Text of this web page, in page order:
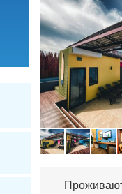
о.Пхукет. Пляж
о.Пхукет. Пляж
о.Пхукет. Пляж
о.Пхукет. Пляж
о.Пхукет. Пляж
о.Пхукет. Пляж
о.Пхукет. Пляж
о.Пхукет. Пляж
о.Пхукет. Пляж
о.Пхукет. Пляж
о.Пхукет. Пляж
о.Самет
о.Самуи